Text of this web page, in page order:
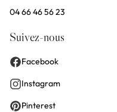
04 66 46 56 23
Suivez-nous
Facebook
Instagram
Pinterest